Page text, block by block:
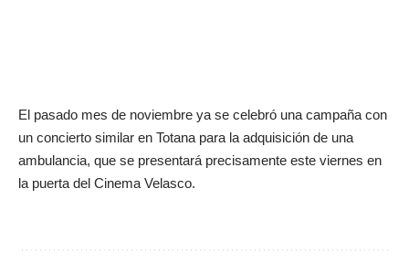
El pasado mes de noviembre ya se celebró una campaña con
un concierto similar en Totana para la adquisición de una
ambulancia, que se presentará precisamente este viernes en
la puerta del Cinema Velasco.